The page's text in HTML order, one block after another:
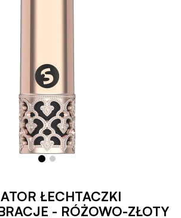
ŁECHTACZKI
- RÓŻOWO-ZŁOTY